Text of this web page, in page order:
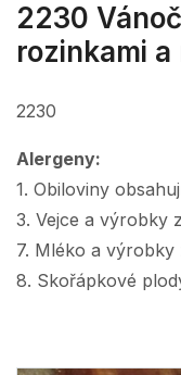
2230
rozinkami
2230
Alergeny:
1. Obiloviny
3. Vejce a výrobky
7. Mléko a výrobky
8. Skořápkové